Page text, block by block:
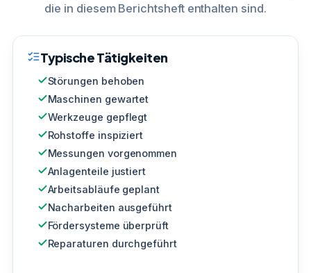
die in diesem Berichtsheft enthalten sind.
Typische Tätigkeiten
Störungen behoben
Maschinen gewartet
Werkzeuge gepflegt
Rohstoffe inspiziert
Messungen vorgenommen
Anlagenteile justiert
Arbeitsabläufe geplant
Nacharbeiten ausgeführt
Fördersysteme überprüft
Reparaturen durchgeführt